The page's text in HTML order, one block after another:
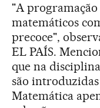
"A
matemáticos
precoce",
EL PAÍS.
que na
são introduzidas
Matemática